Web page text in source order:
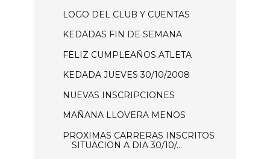
LOGO DEL CLUB Y CUENTAS
KEDADAS FIN DE SEMANA
FELIZ CUMPLEAÑOS ATLETA
KEDADA JUEVES 30/10/2008
NUEVAS INSCRIPCIONES
MAÑANA LLOVERA MENOS
PROXIMAS CARRERAS INSCRITOS
SITUACION A DIA 30/10/...